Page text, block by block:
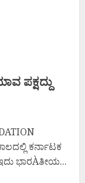
ಪಕ್ಷದ್ದು
ಕರ್ನಾಟಕ
ಭಾರÀತೀಯ...